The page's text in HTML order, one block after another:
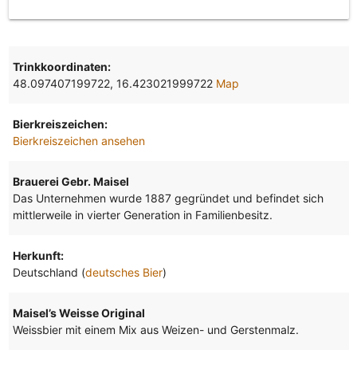
Trinkkoordinaten:
48.097407199722, 16.423021999722 Map
Bierkreiszeichen:
Bierkreiszeichen ansehen
Brauerei Gebr. Maisel
Das Unternehmen wurde 1887 gegründet und befindet sich
mittlerweile in vierter Generation in Familienbesitz.
Herkunft:
Deutschland (deutsches Bier)
Maisel’s Weisse Original
Weissbier mit einem Mix aus Weizen- und Gerstenmalz.